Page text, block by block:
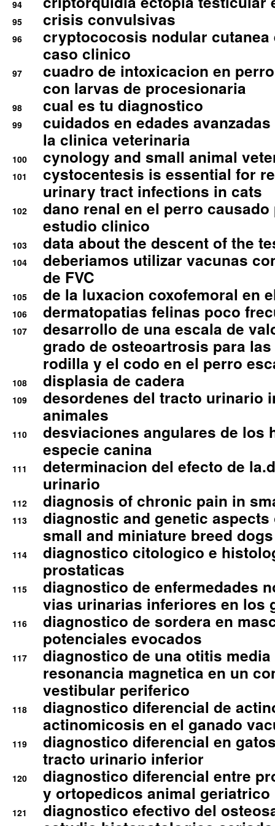
94
95 crisis convulsivas
96
cryptococosis nodular cutanea
caso clinico
97
cuadro de intoxicacion en
con larvas de procesionaria
98 cual es tu diagnostico
99
cuidados en edades
la clinica veterinaria
100 cynology and small animal
101
cystocentesis is essential for
urinary tract infections in cats
102
dano renal en el perro
estudio clinico
103 data about the descent of the
104
deberiamos utilizar vacunas
de FVC
105 de la luxacion coxofemoral en
106 dermatopatias felinas poco
107
desarrollo de una escala de
grado de osteoartrosis para
rodilla y el codo en el perro
108 displasia de cadera
109
desordenes del tracto urinario
animales
110
desviaciones angulares de los
especie canina
111
determinacion del efecto de
urinario
112 diagnosis of chronic pain in
113
diagnostic and genetic
small and miniature breed
114
diagnostico citologico e
prostaticas
115
diagnostico de enfermedades
vias urinarias inferiores en los
116
diagnostico de sordera en
potenciales evocados
117
diagnostico de una otitis
resonancia magnetica en un
vestibular periferico
118
diagnostico diferencial de
actinomicosis en el ganado
119
diagnostico diferencial en
tracto urinario inferior
120
diagnostico diferencial entre
y ortopedicos animal geriatrico
121
diagnostico efectivo del